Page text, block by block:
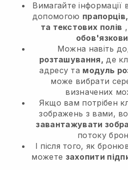
Вимагайте інформації
допомогою
та текстових полів
Можна навіть
розташування, де
адресу та модуль
може вибрати
визначених
Якщо вам потрібен
зображень з вами,
завантажувати
потоку
І після того, як
можете захопити